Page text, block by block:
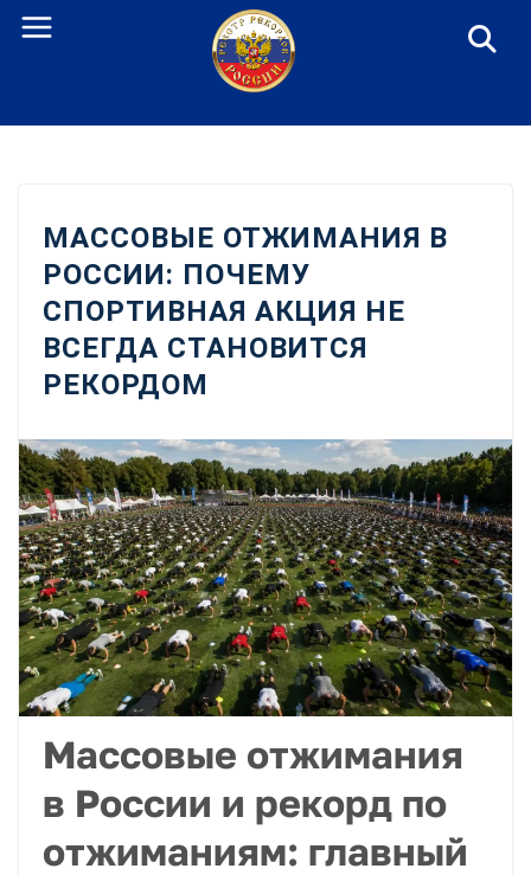
Перейти
МАССОВЫЕ ОТЖИМАНИЯ В
РОССИИ: ПОЧЕМУ
СПОРТИВНАЯ АКЦИЯ НЕ
ВСЕГДА СТАНОВИТСЯ
РЕКОРДОМ
Массовые отжимания
в России и рекорд по
отжиманиям: главный